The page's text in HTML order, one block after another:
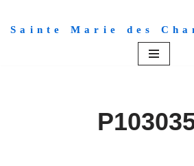
Aller
Sainte Marie des